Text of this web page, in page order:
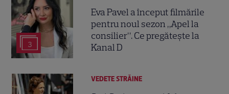
3
Eva Pavel a început filmările
pentru noul sezon „Apel la
consilier”. Ce pregătește la
Kanal D
VEDETE STRĂINE